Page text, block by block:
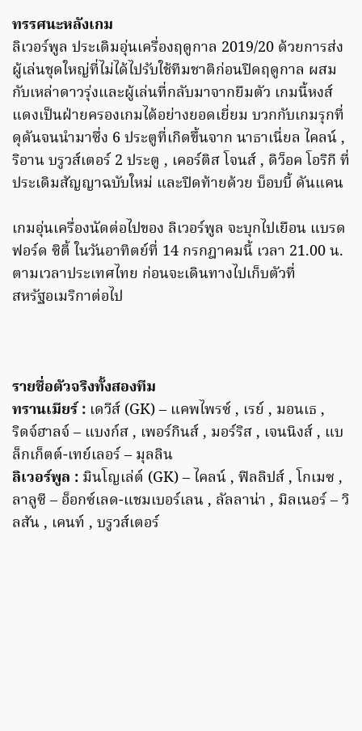
ทรรศนะหลังเกม
ลิเวอร์พูล ประเดิมอุ่นเครื่องฤดูกาล 2019/20 ด้วยการส่ง
ผู้เล่นชุดใหญ่ที่ไม่ได้ไปรับใช้ทีมชาติก่อนปิดฤดูกาล ผสม
กับเหล่าดาวรุ่งและผู้เล่นที่กลับมาจากยืมตัว เกมนี้หงส์
แดงเป็นฝ่ายครองเกมได้อย่างยอดเยี่ยม บวกกับเกมรุกที่
ดุดันจนนำมาซึ่ง 6 ประตูที่เกิดขึ้นจาก นาธาเนี่ยล ไคลน์ ,
ริอาน บรูวส์เตอร์ 2 ประตู , เคอร์ติส โจนส์ , ดิว็อค โอริกี ที่
ประเดิมสัญญาฉบับใหม่ และปิดท้ายด้วย บ็อบบี้ ดันแคน
เกมอุ่นเครื่องนัดต่อไปของ ลิเวอร์พูล จะบุกไปเยือน แบรด
ฟอร์ด ซิตี้ ในวันอาทิตย์ที่ 14 กรกฎาคมนี้ เวลา 21.00 น.
ตามเวลาประเทศไทย ก่อนจะเดินทางไปเก็บตัวที่
สหรัฐอเมริกาต่อไป
รายชื่อตัวจริงทั้งสองทีม
ทรานเมียร์ : เดวีส์ (GK) – แคพไพรซ์ , เรย์ , มอนเธ ,
ริดจ์ฮาลจ์ – แบงก์ส , เพอร์กินส์ , มอร์ริส , เจนนิงส์ , แบ
ล็กเก็ตต์-เทย์เลอร์ – มุลลิน
ลิเวอร์พูล : มินโญเล่ต์ (GK) – ไคลน์ , ฟิลลิปส์ , โกเมซ ,
ลาลูซี – อ็อกซ์เลด-แชมเบอร์เลน , ลัลลาน่า , มิลเนอร์ – วิ
ลสัน , เคนท์ , บรูวส์เตอร์